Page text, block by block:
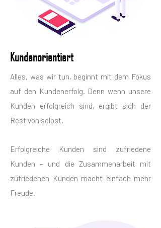
Kundenorientiert
Alles, was wir tun, beginnt mit dem Fokus
auf den Kundenerfolg. Denn wenn unsere
Kunden erfolgreich sind, ergibt sich der
Rest von selbst.
Erfolgreiche Kunden sind zufriedene
Kunden – und die Zusammenarbeit mit
zufriedenen Kunden macht einfach mehr
Freude.